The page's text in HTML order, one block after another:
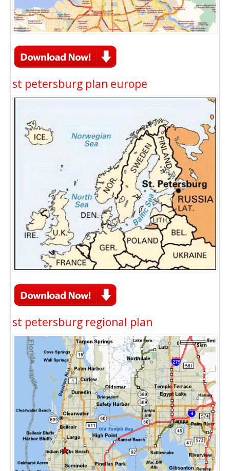
st petersburg plan europe
st petersburg regional plan